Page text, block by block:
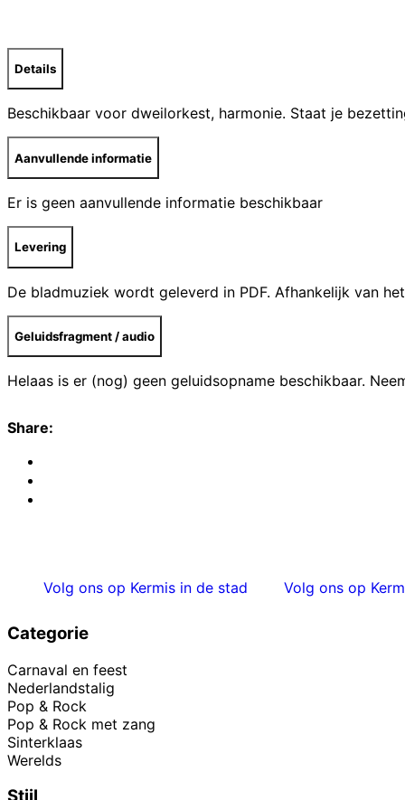
Details
Beschikbaar voor dweilorkest, harmonie. Staat je
Aanvullende informatie
Er is geen aanvullende informatie beschikbaar
Levering
De bladmuziek wordt geleverd in PDF. Afhankelijk van
Geluidsfragment / audio
Helaas is er (nog) geen geluidsopname beschikbaar.
Share:
Volg ons op Kermis in de stad Volg ons op
Categorie
Carnaval en feest
Nederlandstalig
Pop & Rock
Pop & Rock met zang
Sinterklaas
Werelds